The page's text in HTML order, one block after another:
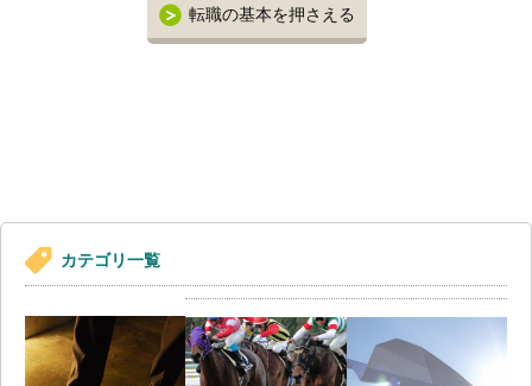
転職の基本を押さえる
カテゴリ一覧